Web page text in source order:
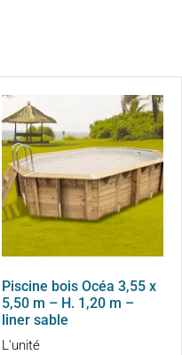
Piscine bois Océa 3,55 x
5,50 m – H. 1,20 m –
liner sable
L'unité